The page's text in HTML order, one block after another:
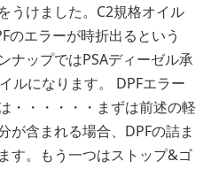
うけました。C2規格オイル
のエラーが時折出るという
ナップではPSAディーゼル承
ルになります。 DPFエラー
・・・・・・まずは前述の軽
が含まれる場合、DPFの詰ま
す。もう一つはストップ&ゴ